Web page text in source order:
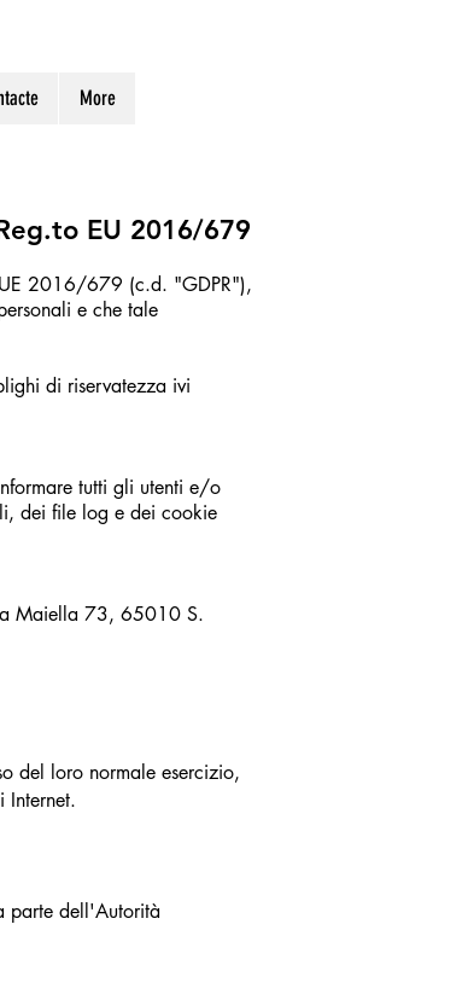
More
EU 2016/679
2016/679 (c.d. "GDPR"),
e che tale
di riservatezza ivi
tutti gli utenti e/o
dei file log e dei cookie
Maiella 73, 65010 S.
del loro normale esercizio,
Internet.
parte dell'Autorità